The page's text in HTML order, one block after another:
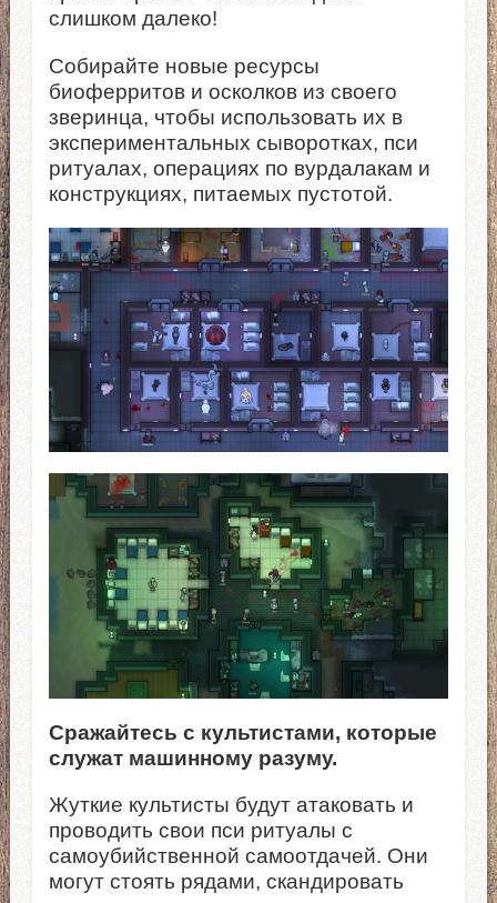
слишком далеко!
Собирайте новые ресурсы
биоферритов и осколков из своего
зверинца, чтобы использовать их в
экспериментальных сыворотках, пси
ритуалах, операциях по вурдалакам и
конструкциях, питаемых пустотой.
Сражайтесь с культистами, которые
служат машинному разуму.
Жуткие культисты будут атаковать и
проводить свои пси ритуалы с
самоубийственной самоотдачей. Они
могут стоять рядами, скандировать